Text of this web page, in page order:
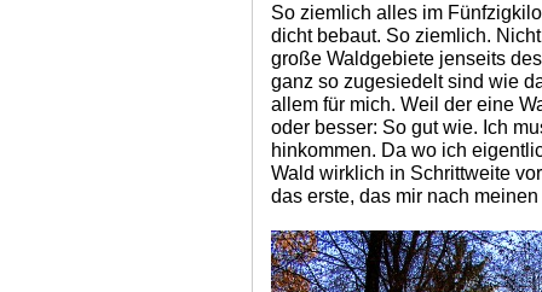
So ziemlich alles im
dicht bebaut. So ziemlich.
große Waldgebiete jenseits
ganz so zugesiedelt sind wie
allem für mich. Weil der eine
oder besser: So gut wie. Ich
hinkommen. Da wo ich
Wald wirklich in Schrittweite
das erste, das mir nach